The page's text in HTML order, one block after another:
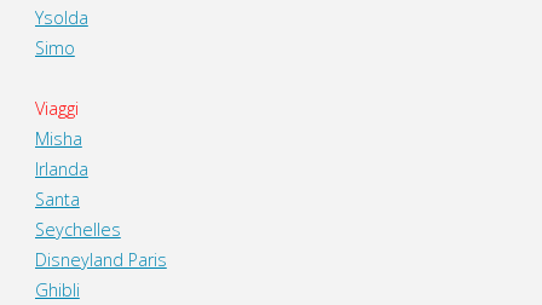
Ysolda
Simo
Viaggi
Misha
Irlanda
Santa
Seychelles
Disneyland Paris
Ghibli